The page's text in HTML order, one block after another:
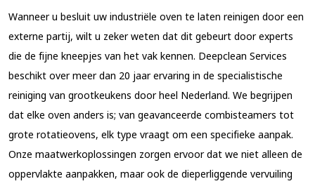
Wanneer u besluit uw industriële oven te laten reinigen door een
externe partij, wilt u zeker weten dat dit gebeurt door experts
die de fijne kneepjes van het vak kennen. Deepclean Services
beschikt over meer dan 20 jaar ervaring in de specialistische
reiniging van grootkeukens door heel Nederland. We begrijpen
dat elke oven anders is; van geavanceerde combisteamers tot
grote rotatieovens, elk type vraagt om een specifieke aanpak.
Onze maatwerkoplossingen zorgen ervoor dat we niet alleen de
oppervlakte aanpakken, maar ook de dieperliggende vervuiling